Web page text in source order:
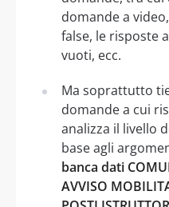
domande a
false, le risposte
vuoti, ecc.
Ma soprattutto
domande a cui
analizza il livello
base agli
banca dati
AVVISO